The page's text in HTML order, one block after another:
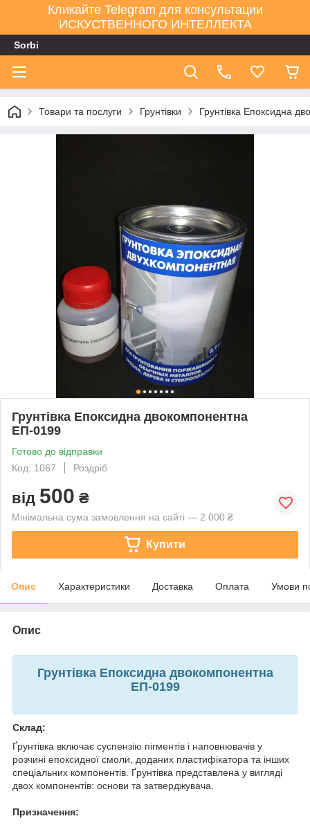
Кликайте Telegram для консультации
ИСКУСТВЕННОГО ИНТЕЛЛЕКТА
Sorbi
Товари та послуги Грунтівки Грунтівка Епоксидна
Грунтівка Епоксидна двокомпонентна
ЕП-0199
Готово до відправки
Код: 1067
Роздріб
від 500 ₴
Мінімальна сума замовлення на сайті — 2 000 ₴
Купити
Опис Характеристики Доставка Оплата Умови
Опис
Грунтівка Епоксидна двокомпонентна
ЕП-0199
Склад:
Ґрунтівка включає суспензію пігментів і наповнювачів у
розчині епоксидної смоли, доданих пластифікатора та інших
спеціальних компонентів. Ґрунтівка представлена у вигляді
двох компонентів: основи та затверджувача.
Призначення: